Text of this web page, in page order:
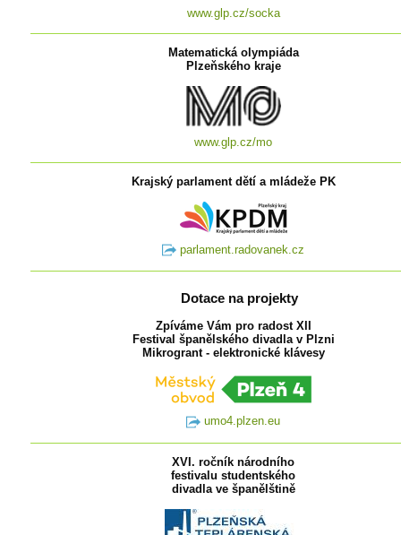
www.glp.cz/socka
Matematická olympiáda
Plzeňského kraje
www.glp.cz/mo
Krajský parlament dětí a mládeže PK
parlament.radovanek.cz
Dotace na projekty
Zpíváme Vám pro radost XII
Festival španělského divadla v Plzni
Mikrogrant - elektronické klávesy
umo4.plzen.eu
XVI. ročník národního
festivalu studentského
divadla ve španělštině